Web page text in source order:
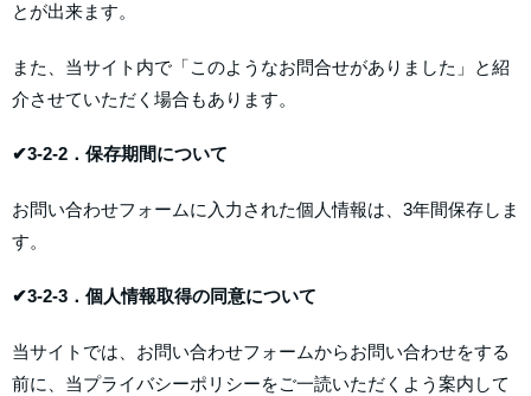
とが出来ます。
また、当サイト内で「このようなお問合せがありました」と紹
介させていただく場合もあります。
✔3-2-2．保存期間について
お問い合わせフォームに入力された個人情報は、3年間保存しま
す。
✔3-2-3．個人情報取得の同意について
当サイトでは、お問い合わせフォームからお問い合わせをする
前に、当プライバシーポリシーをご一読いただくよう案内して